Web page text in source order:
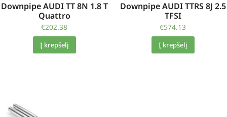
Downpipe AUDI TT 8N 1.8 T
Quattro
€202.38
Į krepšelį
Downpipe AUDI TTRS 8J 2.5
TFSI
€574.13
Į krepšelį